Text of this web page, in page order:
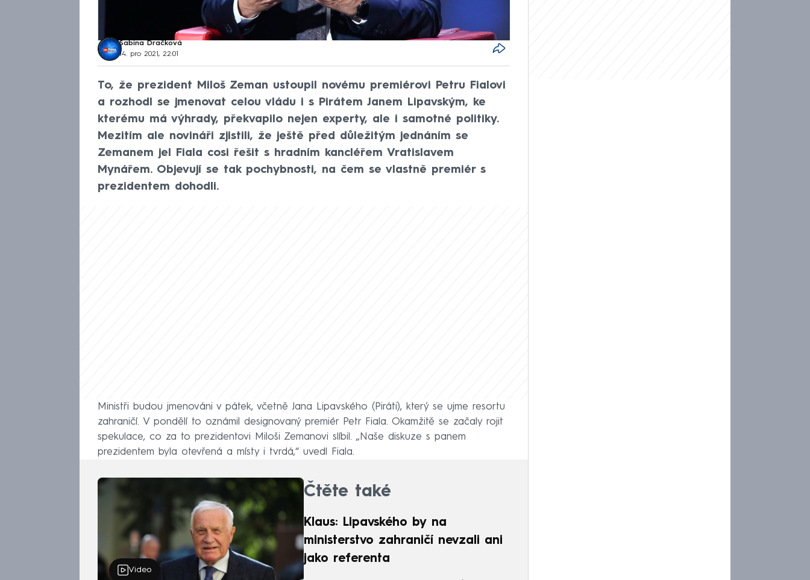
Sabina Dračková
14. pro 2021, 22:01
To, že prezident Miloš Zeman ustoupil novému premiérovi Petru Fialovi
a rozhodl se jmenovat celou vládu i s Pirátem Janem Lipavským, ke
kterému má výhrady, překvapilo nejen experty, ale i samotné politiky.
Mezitím ale novináři zjistili, že ještě před důležitým jednáním se
Zemanem jel Fiala cosi řešit s hradním kancléřem Vratislavem
Mynářem. Objevují se tak pochybnosti, na čem se vlastně premiér s
prezidentem dohodli.
Ministři budou jmenováni v pátek, včetně Jana Lipavského (Piráti), který se ujme resortu
zahraničí. V pondělí to oznámil designovaný premiér Petr Fiala. Okamžitě se začaly rojit
spekulace, co za to prezidentovi Miloši Zemanovi slíbil. „Naše diskuze s panem
prezidentem byla otevřená a místy i tvrdá,“ uvedl Fiala.
Video
Čtěte také
Klaus: Lipavského by na
ministerstvo zahraničí nevzali ani
jako referenta